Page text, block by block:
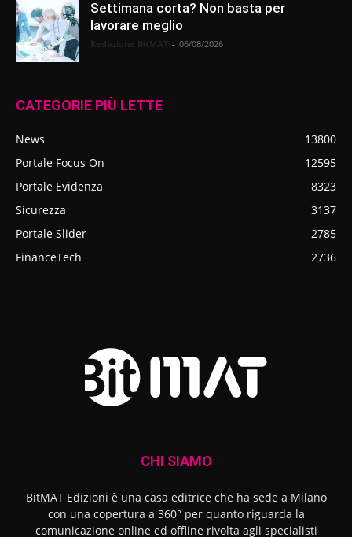
Settimana corta? Non basta per
lavorare meglio
- 06/08/2026
CATEGORIE PIÙ LETTE
News
13800
Portale Focus On
12595
Portale Evidenza
8323
Sicurezza
3137
Portale Slider
2785
FinanceTech
2736
CHI SIAMO
BitMAT Edizioni è una casa editrice che ha sede a Milano
con una copertura a 360° per quanto riguarda la
comunicazione online ed offline rivolta agli specialisti